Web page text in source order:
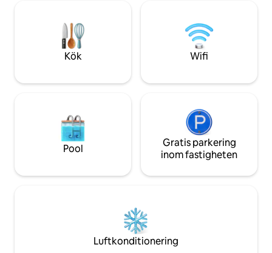
att uppleva långsamt, bland ljus, trä och
alpint lugn, med dalen framför dina ögon
och tiden som går långsammare för dig.
årsdagar, förslag,
välbefinnande
ditt SPA och
Kök Wifi
Pool
Gratis parkering
inom fastigheten
Luftkonditionering